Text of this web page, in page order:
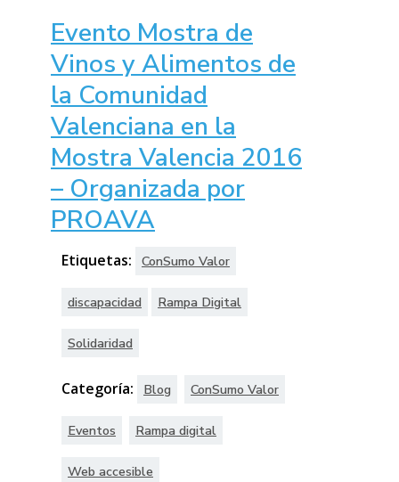
Evento Mostra de
Vinos y Alimentos de
la Comunidad
Valenciana en la
Mostra Valencia 2016
– Organizada por
PROAVA
Etiquetas: ConSumo Valor
discapacidad Rampa Digital
Solidaridad
Categoría: Blog ConSumo Valor
Eventos Rampa digital
Web accesible